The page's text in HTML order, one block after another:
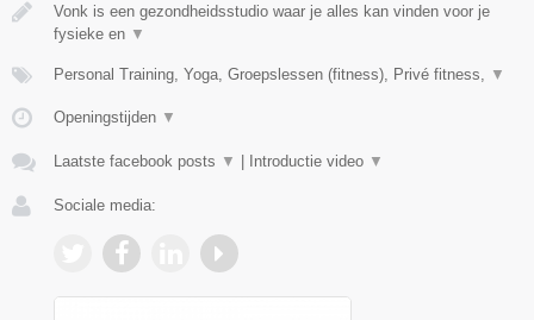
Vonk is een gezondheidsstudio waar je alles kan vinden voor je
fysieke en ▼
Personal Training, Yoga, Groepslessen (fitness), Privé fitness, ▼
Openingstijden ▼
Laatste facebook posts ▼ | Introductie video ▼
Sociale media: